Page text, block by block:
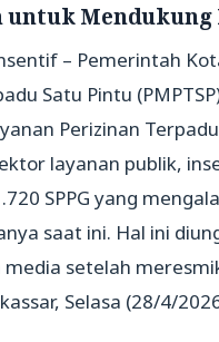
Mendukung
– Pemerintah
Satu Pintu
Perizinan
layanan publik,
SPPG yang
saat ini. Hal ini
setelah
Selasa (28/4/